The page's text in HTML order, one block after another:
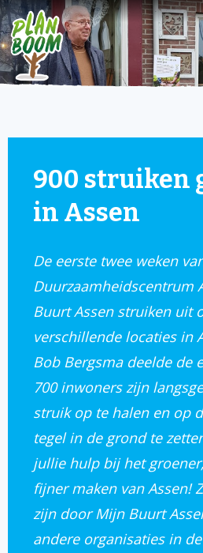
900 struiken
in Assen
De eerste twee weken
Duurzaamheidscentrum
Buurt Assen struiken uit
verschillende locaties in
Bob Bergsma deelde de
700 inwoners zijn
struik op te halen en op
tegel in de grond te
jullie hulp bij het
fijner maken van Assen!
zijn door Mijn Buurt
andere organisaties in